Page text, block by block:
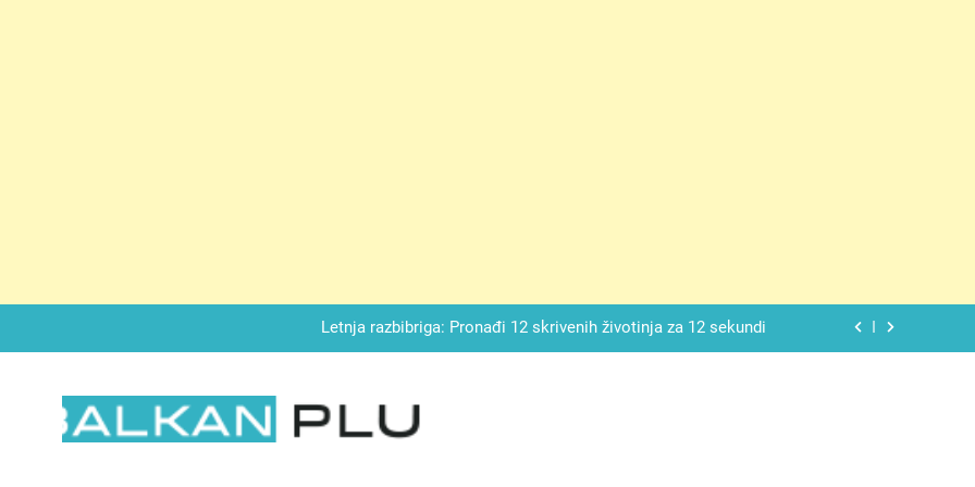
Letnja razbibriga: Pronađi 12 skrivenih životinja za 12 sekundi
Matematički zadatak koji je podijelio Balkan: Do tačnog odgovora izgleda još nismo stigli